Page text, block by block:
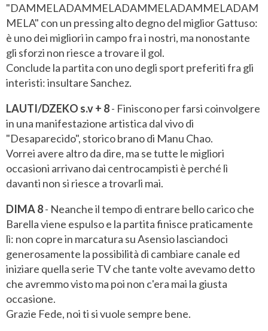
"DAMMELADAMMELADAMMELADAMMELADAM
MELA" con un pressing alto degno del miglior Gattuso:
è uno dei migliori in campo fra i nostri, ma nonostante
gli sforzi non riesce a trovare il gol.
Conclude la partita con uno degli sport preferiti fra gli
interisti: insultare Sanchez.
LAUTI/DZEKO s.v + 8- Finiscono per farsi coinvolgere
in una manifestazione artistica dal vivo di
"Desaparecido", storico brano di Manu Chao.
Vorrei avere altro da dire, ma se tutte le migliori
occasioni arrivano dai centrocampisti è perché lì
davanti non si riesce a trovarli mai.
DIMA 8- Neanche il tempo di entrare bello carico che
Barella viene espulso e la partita finisce praticamente
lì: non copre in marcatura su Asensio lasciandoci
generosamente la possibilità di cambiare canale ed
iniziare quella serie TV che tante volte avevamo detto
che avremmo visto ma poi non c'era mai la giusta
occasione.
Grazie Fede, noi ti si vuole sempre bene.